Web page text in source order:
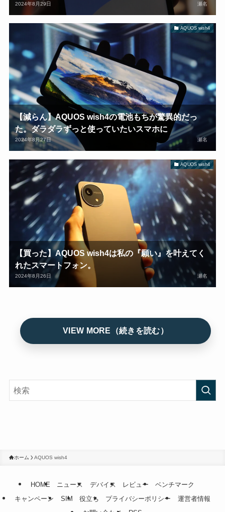
2024年8月29日 瀬名
AQUOS wish4
【減らん】AQUOS wish4の電池もちが驚異的だっ
た。ダラダラずっと使っていたいスマホに
2024年8月27日 瀬名
AQUOS wish4
【買った】AQUOS wish4は私の『願い』を叶えてく
れたスマートフォン。
2024年8月26日 瀬名
ホーム AQUOS wish4
HOME ニュース デバイス レビュー
ベンチマーク
キャンペーン
SIM 役立ち プライバシーポリシー
運営者情報